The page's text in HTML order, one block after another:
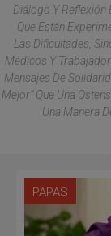
Diálogo Y Reflexión
Que Están
Las Dificultades,
Médicos Y
Mensajes De
Mejor” Que Una
Una Manera
PAPAS